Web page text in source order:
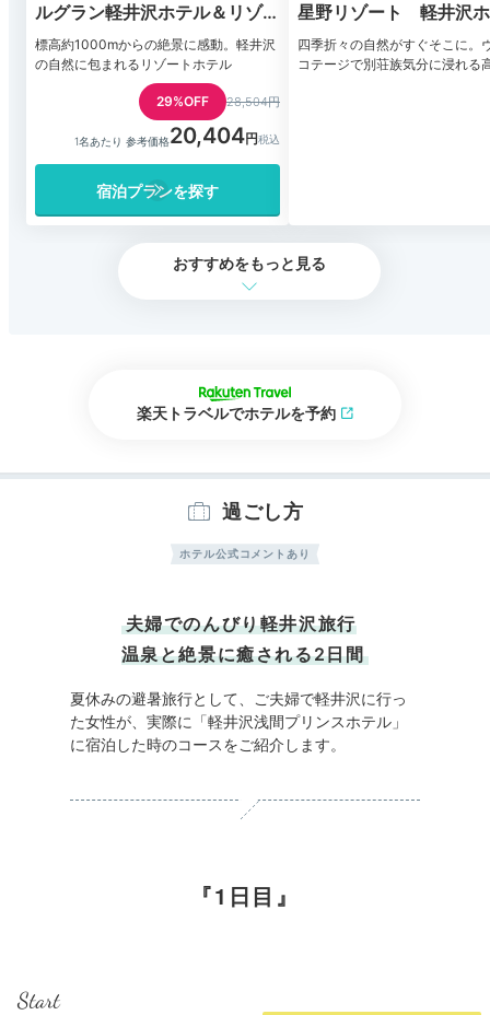
ルグラン軽井沢ホテル＆リゾー
ト
標高約1000mからの絶景に感動。軽井沢
の自然に包まれるリゾートホテル
29%OFF 28,504円
1名あたり 参考価格20,404
宿泊プランを探す
星野リゾート 軽井沢
レストンコート
四季折々の自然がすぐそこに。
コテージで別荘族気分に浸れる
おすすめをもっと見る
楽天トラベルでホテルを予約
過ごし方
ホテル公式コメントあり
夫婦でのんびり軽井沢旅行
温泉と絶景に癒される2日間
夏休みの避暑旅行として、ご夫婦で軽井沢に行っ
た女性が、実際に「軽井沢浅間プリンスホテル」
に宿泊した時のコースをご紹介します。
1日目
Start